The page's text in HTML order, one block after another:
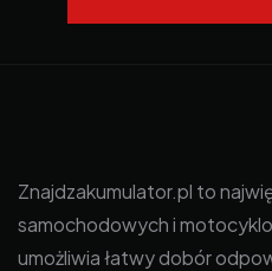
Znajdzakumulator.pl to
samochodowych i
umożliwia łatwy dobór